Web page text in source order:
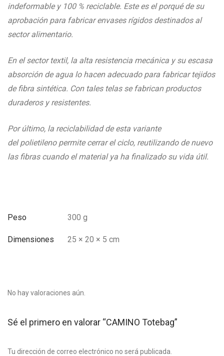
indeformable y 100 % reciclable. Este es el porqué de su
aprobación para fabricar envases rígidos destinados al
sector alimentario.
En el sector textil, la alta resistencia mecánica y su escasa
absorción de agua lo hacen adecuado para fabricar tejidos
de fibra sintética. Con tales telas se fabrican productos
duraderos y resistentes.
Por último, la reciclabilidad de esta variante
del polietileno permite cerrar el ciclo, reutilizando de nuevo
las fibras cuando el material ya ha finalizado su vida útil.
Peso 300 g
Dimensiones 25 × 20 × 5 cm
No hay valoraciones aún.
Sé el primero en valorar “CAMINO Totebag”
Tu dirección de correo electrónico no será publicada.